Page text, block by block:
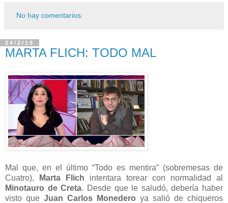
No hay comentarios:
24/2/19
MARTA FLICH: TODO MAL
Mal que, en el último “Todo es mentira” (sobremesas de
Cuatro),
Marta Flich intentara torear con normalidad al
Minotauro de Creta. Desde que le saludó, debería haber
visto que Juan Carlos Monedero ya salió de chiqueros